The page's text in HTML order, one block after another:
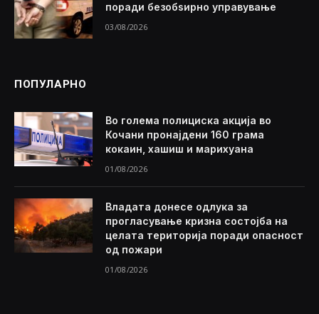
поради безобѕирно управување
03/08/2026
ПОПУЛАРНО
Во голема полициска акција во
Кочани пронајдени 160 грама
кокаин, хашиш и марихуана
01/08/2026
Владата донесе одлука за
прогласување кризна состојба на
целата територија поради опасност
од пожари
01/08/2026